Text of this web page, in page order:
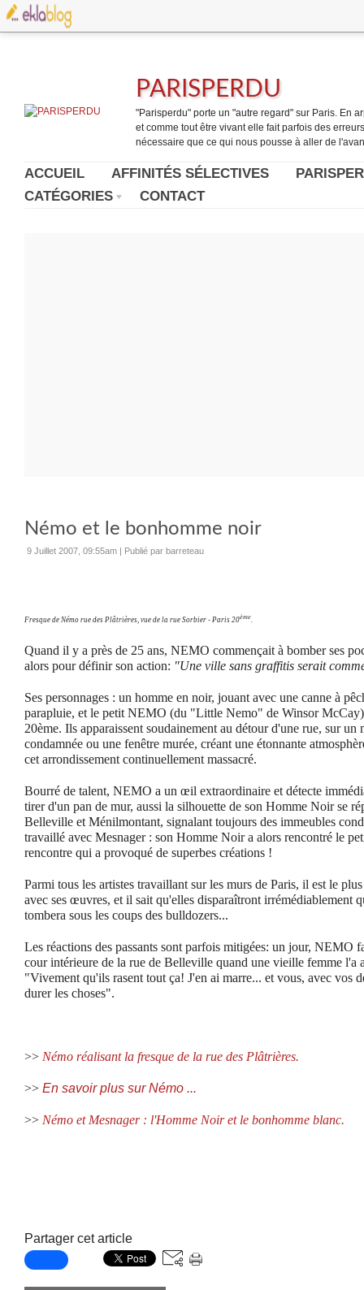
PARISPERDU
"Parisperdu" porte un "autre regard" sur Paris. En
et comme tout être vivant elle fait parfois des
nécessaire que ce qui nous pousse à aller de
ACCUEIL AFFINITÉS SÉLECTIVES
CATÉGORIES
CONTACT
Némo et le bonhomme noir
9 Juillet 2007, 09:55am | Publié par barreteau
Fresque de Némo rue des Plâtrières, vue de la rue Sorbier - Paris 20ème.
Quand il y a près de 25 ans, NEMO commençait à bomber ses
alors pour définir son action: "Une ville sans graffitis serait
Ses personnages : un homme en noir, jouant avec une canne à
parapluie, et le petit NEMO (du "Little Nemo" de Winsor
20ème. Ils apparaissent soudainement au détour d'une rue, sur
condamnée ou une fenêtre murée, créant une étonnante
cet arrondissement continuellement massacré.
Bourré de talent, NEMO a un œil extraordinaire et détecte
tirer d'un pan de mur, aussi la silhouette de son Homme Noir se
Belleville et Ménilmontant, signalant toujours des immeubles
travaillé avec Mesnager : son Homme Noir a alors rencontré le
rencontre qui a provoqué de superbes créations !
Parmi tous les artistes travaillant sur les murs de Paris, il est le
avec ses œuvres, et il sait qu'elles disparaîtront irrémédiablement
tombera sous les coups des bulldozers...
Les réactions des passants sont parfois mitigées: un jour, NEMO
cour intérieure de la rue de Belleville quand une vieille femme l'a
"Vivement qu'ils rasent tout ça! J'en ai marre... et vous, avec vos
durer les choses".
>> Némo réalisant la fresque de la rue des Plâtrières.
>> En savoir plus sur Némo ...
>> Némo et Mesnager : l'Homme Noir et le bonhomme blanc.
Partager cet article